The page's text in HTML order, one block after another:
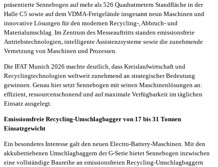
präsentierte Sennebogen auf mehr als 526 Quadratmetern Standfläche in der
Halle C5 sowie auf dem VDMA-Freigelände insgesamt neun Maschinen und
innovative Lösungen für den modernen Recycling-, Abbruch- und
Materialumschlag. Im Zentrum des Messeauftritts standen emissionsfreie
Antriebstechnologien, intelligente Assistenzsysteme sowie die zunehmende
Vernetzung von Maschinen und Prozessen.
Die IFAT Munich 2026 machte deutlich, dass Kreislaufwirtschaft und
Recyclingtechnologien weltweit zunehmend an strategischer Bedeutung
gewinnen. Genau hier setzt Sennebogen mit seinen Maschinenlösungen an:
effizient, ressourcenschonend und auf maximale Verfügbarkeit im täglichen
Einsatz ausgelegt.
Emissionsfreie Recycling-Umschlagbagger von 17 bis 31 Tonnen
Einsatzgewicht
Ein besonderes Interesse galt den neuen Electro-Battery-Maschinen. Mit den
akkubetriebenen Umschlagbaggern der G-Serie bietet Sennebogen inzwischen
eine vollständige Baureihe an emissionsfreien Recycling-Umschlagbaggern